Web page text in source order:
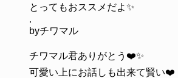
とってもおススメだよ✨
.
byチワマル
チワマル君ありがとう❤️✨
可愛い上にお話しも出来て賢い❤️